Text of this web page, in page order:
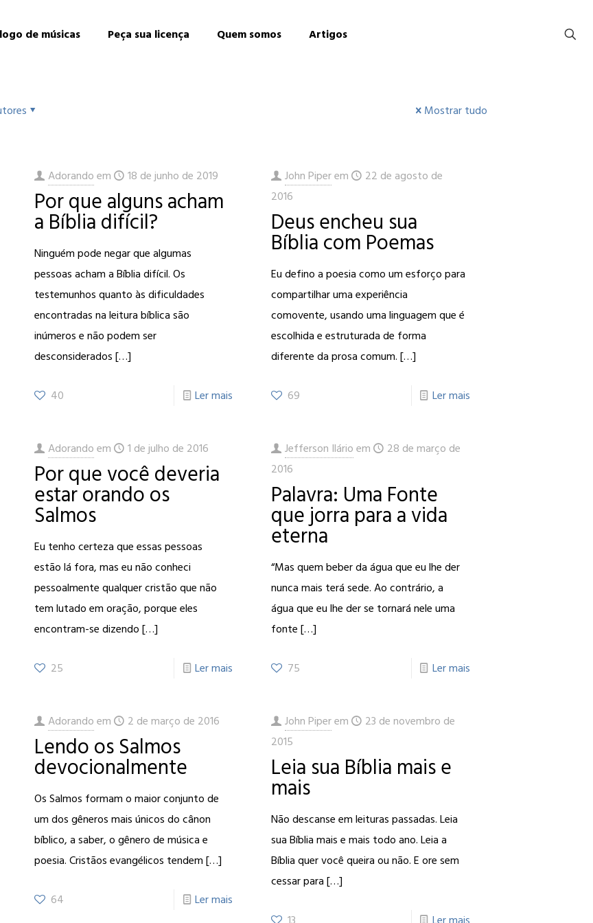
de músicas Peça sua licença Quem somos Artigos
Mostrar tudo
Adorandoem 18 de junho de 2019
Por que alguns acham
a Bíblia difícil?
Ninguém pode negar que algumas
pessoas acham a Bíblia difícil. Os
testemunhos quanto às dificuldades
encontradas na leitura bíblica são
inúmeros e não podem ser
desconsiderados[…]
40 Ler mais
John Piperem
22 de agosto de
2016
Deus encheu sua
Bíblia com Poemas
Eu defino a poesia como um esforço para
compartilhar uma experiência
comovente, usando uma linguagem que é
escolhida e estruturada de forma
diferente da prosa comum.[…]
69 Ler mais
Adorandoem 1 de julho de 2016
Por que você deveria
estar orando os
Salmos
Eu tenho certeza que essas pessoas
estão lá fora, mas eu não conheci
pessoalmente qualquer cristão que não
tem lutado em oração, porque eles
encontram-se dizendo[…]
25 Ler mais
Jefferson Ilárioem
28 de março de
2016
Palavra: Uma Fonte
que jorra para a vida
eterna
“Mas quem beber da água que eu lhe der
nunca mais terá sede. Ao contrário, a
água que eu lhe der se tornará nele uma
fonte[…]
75 Ler mais
Adorandoem 2 de março de 2016
Lendo os Salmos
devocionalmente
Os Salmos formam o maior conjunto de
um dos gêneros mais únicos do cânon
bíblico, a saber, o gênero de música e
poesia. Cristãos evangélicos tendem[…]
64 Ler mais
John Piperem
23 de novembro de
2015
Leia sua Bíblia mais e
mais
Não descanse em leituras passadas. Leia
sua Bíblia mais e mais todo ano. Leia a
Bíblia quer você queira ou não. E ore sem
cessar para[…]